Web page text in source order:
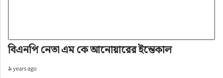
বিএনপি নেতা এম কে আনোয়ারের ইন্তেকাল
৯ years ago